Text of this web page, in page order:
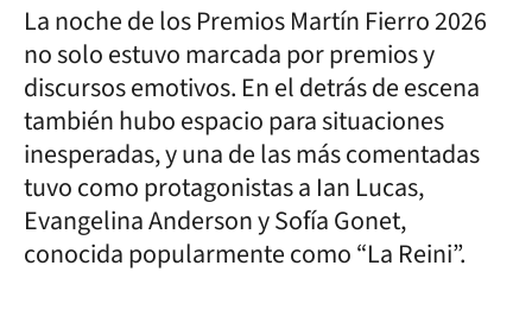
La noche de los Premios Martín Fierro 2026
no solo estuvo marcada por premios y
discursos emotivos. En el detrás de escena
también hubo espacio para situaciones
inesperadas, y una de las más comentadas
tuvo como protagonistas a Ian Lucas,
Evangelina Anderson y Sofía Gonet,
conocida popularmente como “La Reini”.